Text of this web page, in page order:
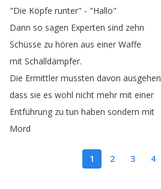
"Die Köpfe runter" - "Hallo"
Dann so sagen Experten sind zehn
Schüsse zu hören aus einer Waffe
mit Schalldämpfer.
Die Ermittler mussten davon ausgehen
dass sie es wohl nicht mehr mit einer
Entführung zu tun haben sondern mit
Mord
1 2 3 4